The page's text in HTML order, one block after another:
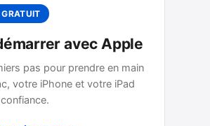
avec Apple
pas pour prendre en main
votre iPhone et votre iPad